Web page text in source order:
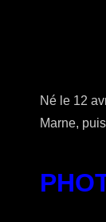
Né le 12
Marne,